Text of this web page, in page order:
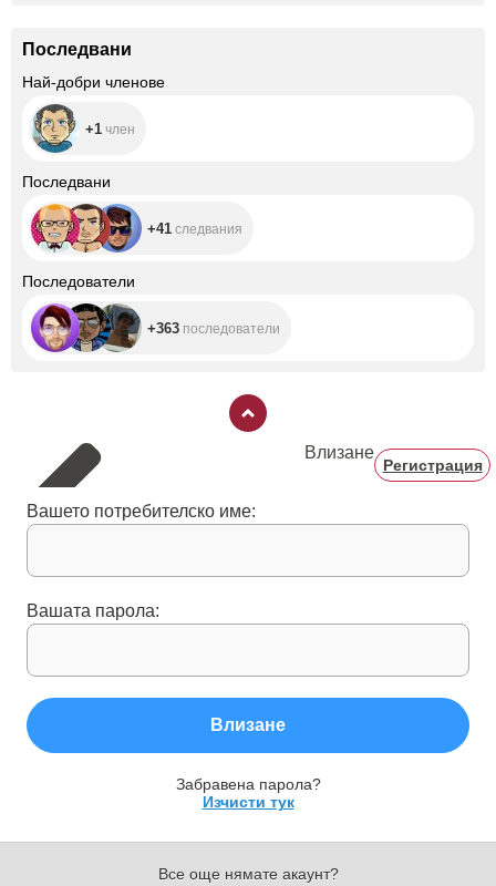
Последвани
Най-добри членове
+1 член
Последвани
+41 следвания
Последователи
+363 последователи
Влизане
Регистрация
Вашето потребителско име:
Вашата парола:
Влизане
Забравена парола?
Изчисти тук
Все още нямате акаунт?